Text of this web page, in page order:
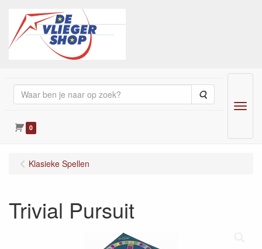
Zoeken
0
Menu
Klasieke Spellen
Trivial Pursuit